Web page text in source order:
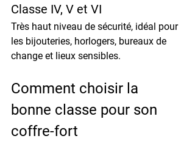
Classe IV, V et VI
Très haut niveau de sécurité, idéal pour
les bijouteries, horlogers, bureaux de
change et lieux sensibles.
Comment choisir la
bonne classe pour son
coffre-fort